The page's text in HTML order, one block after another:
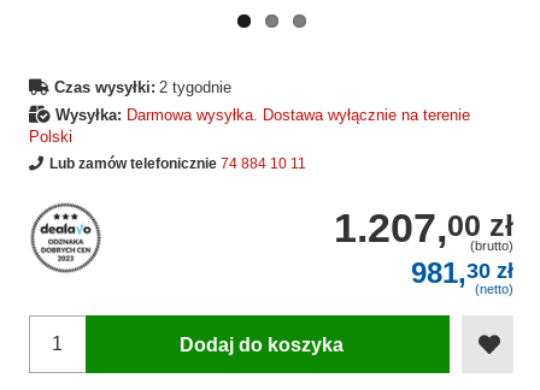
Czas wysyłki: 2 tygodnie
Wysyłka: Darmowa wysyłka. Dostawa wyłącznie na terenie
Polski
Lub zamów telefonicznie 74 884 10 11
1.207,00 zł
(brutto)
981,30 zł
(netto)
Dodaj do koszyka